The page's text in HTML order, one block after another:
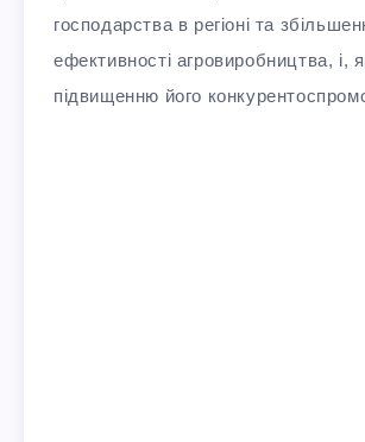
господарства в регіоні та
ефективності агровиробництва, і,
підвищенню його